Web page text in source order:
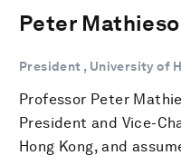
Peter
President , University of
Professor Peter
President and Vice-
Hong Kong, and